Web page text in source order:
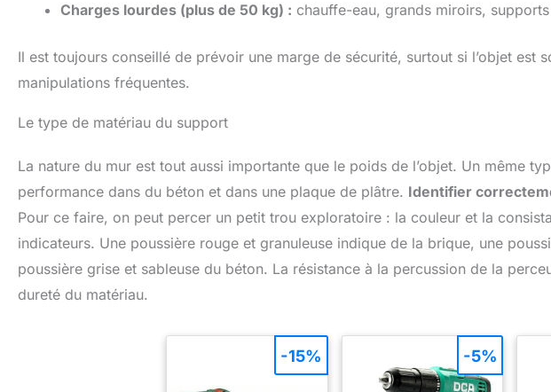
Charges lourdes (plus de 50 kg) : chauffe-eau, grands miroirs,
Il est toujours conseillé de prévoir une marge de sécurité, surtout si l’objet est
manipulations fréquentes.
Le type de matériau du support
La nature du mur est tout aussi importante que le poids de l’objet. Un même
performance dans du béton et dans une plaque de plâtre. Identifier
Pour ce faire, on peut percer un petit trou exploratoire : la couleur et la
indicateurs. Une poussière rouge et granuleuse indique de la brique, une
poussière grise et sableuse du béton. La résistance à la percussion de la
dureté du matériau.
-15% -5%